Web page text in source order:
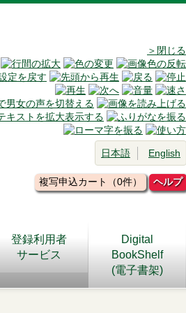
＞閉じる
日本語 English
複写申込カート（0件） ヘルプ
登録利用者
サービス
Digital
BookShelf
(電子書架)